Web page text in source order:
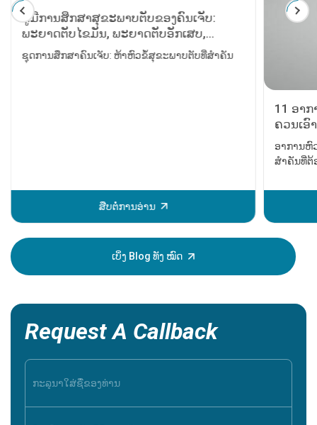
ຄູ່ມືການສຶກສາສຸຂະພາບຕັບຂອງຄົນເຈັບ:
ພະຍາດຕັບໄຂມັນ, ພະຍາດຕັບອັກເສບ,
ພະຍາດຕັບແຂງ, ​​ການຜ່າຕັດປ່ຽນຕັບ ແລະ
ມະເຮັງຕັບ
ຊຸດການສຶກສາຄົນເຈັບ: ຫ້າຫົວຂໍ້ສຸຂະພາບຕັບທີ່ສຳຄັນ
ສືບຕໍ່ການອ່ານ
11 ອາ
ຄວນເອົ
ອາການຫົ
ສຳຄັນທີ່ຕ້
ໄດ້ຮັບກາ
ຂອງການ
ສາມາດຊ່
ສະນັ້ນມັ
ອາການເ
ເບິ່ງ Blog ທັງ ໝົດ
Request A Callback